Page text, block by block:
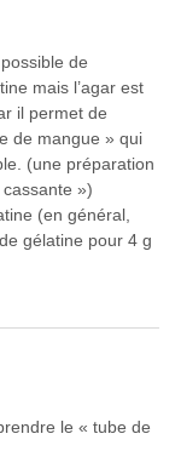
de
mais l’agar est
il permet de
de mangue » qui
(une préparation
»)
(en général,
gélatine pour 4 g
le « tube de